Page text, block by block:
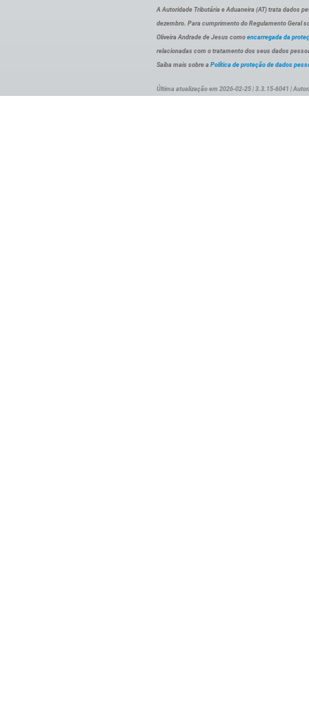
A Autoridade Tributária e Aduaneira (AT) trata dados
dezembro. Para cumprimento do Regulamento Geral
Oliveira Andrade de Jesus como encarregada da
relacionadas com o tratamento dos seus dados
Saiba mais sobre a Política de proteção de dados
Última atualização em 2026-02-25 | 3.3.15-6041 |